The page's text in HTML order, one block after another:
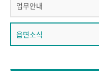
업무안내
읍면소식